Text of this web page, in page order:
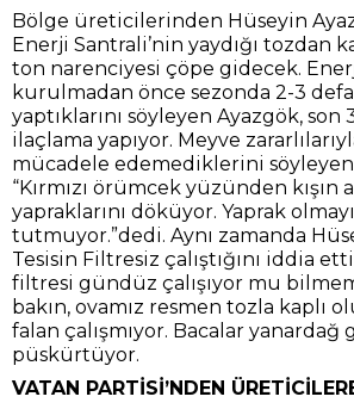
Bölge üreticilerinden Hüseyin
Enerji Santrali’nin yaydığı tozdan
ton narenciyesi çöpe gidecek.
kurulmadan önce sezonda 2-3
yaptıklarını söyleyen Ayazgök, son
ilaçlama yapıyor. Meyve
mücadele edemediklerini
“Kırmızı örümcek yüzünden kışın
yapraklarını döküyor. Yaprak
tutmuyor.”dedi. Aynı zamanda
Tesisin Filtresiz çalıştığını iddia
filtresi gündüz çalışıyor mu
bakın, ovamız resmen tozla kaplı
falan çalışmıyor. Bacalar yanardağ
püskürtüyor.
VATAN PARTİSİ’NDEN